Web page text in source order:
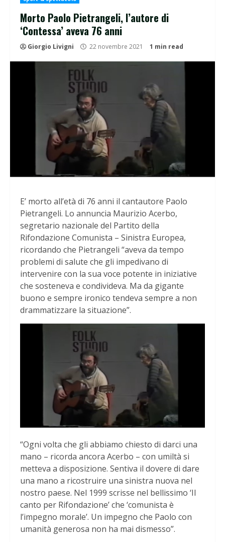
Morto Paolo Pietrangeli, l’autore di
‘Contessa’ aveva 76 anni
Giorgio Livigni 22 novembre 2021 1 min read
E’ morto all’età di 76 anni il cantautore Paolo
Pietrangeli. Lo annuncia Maurizio Acerbo,
segretario nazionale del Partito della
Rifondazione Comunista – Sinistra Europea,
ricordando che Pietrangeli “aveva da tempo
problemi di salute che gli impedivano di
intervenire con la sua voce potente in iniziative
che sosteneva e condivideva. Ma da gigante
buono e sempre ironico tendeva sempre a non
drammatizzare la situazione”.
“Ogni volta che gli abbiamo chiesto di darci una
mano – ricorda ancora Acerbo – con umiltà si
metteva a disposizione. Sentiva il dovere di dare
una mano a ricostruire una sinistra nuova nel
nostro paese. Nel 1999 scrisse nel bellissimo ‘Il
canto per Rifondazione’ che ‘comunista è
l’impegno morale’. Un impegno che Paolo con
umanità generosa non ha mai dismesso”.